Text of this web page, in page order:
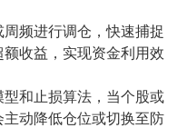
周频进行调仓，快速捕捉
收益，实现资金利用效
型和止损算法，当个股或
动降低仓位或切换至防